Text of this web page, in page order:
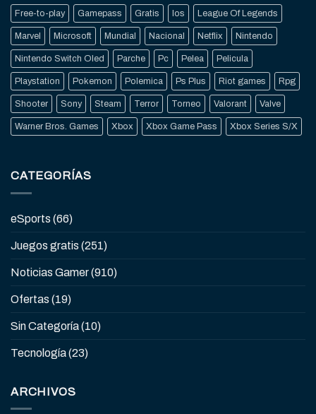
Free-to-play Gamepass Gratis Ios League Of Legends
Marvel Microsoft Mundial Nacional Netflix Nintendo
Nintendo Switch Oled Parche Pc Pelea Pelicula
Playstation Pokemon Polemica Ps Plus Riot games Rpg
Shooter Sony Steam Terror Torneo Valorant Valve
Warner Bros. Games Xbox Xbox Game Pass Xbox Series S/X
CATEGORÍAS
eSports (66)
Juegos gratis (251)
Noticias Gamer(910)
Ofertas (19)
Sin Categoría(10)
Tecnología(23)
ARCHIVOS